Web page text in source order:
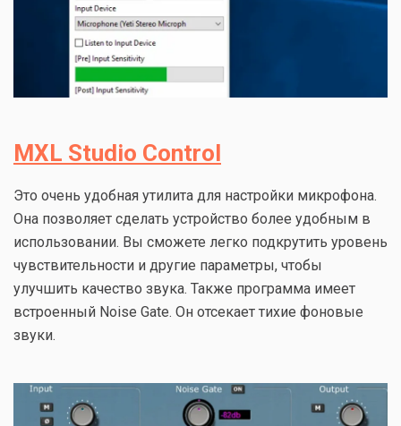
MXL Studio Control
Это очень удобная утилита для настройки микрофона.
Она позволяет сделать устройство более удобным в
использовании. Вы сможете легко подкрутить уровень
чувствительности и другие параметры, чтобы
улучшить качество звука. Также программа имеет
встроенный Noise Gate. Он отсекает тихие фоновые
звуки.